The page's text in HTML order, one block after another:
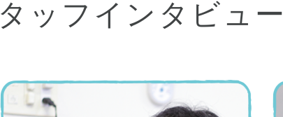
スタッフインタビュー